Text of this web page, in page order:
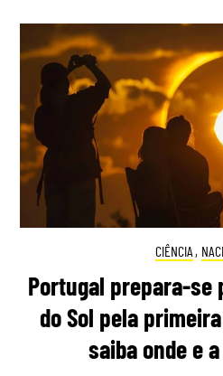
CIÊNCIA ,
Portugal prepara-se
do Sol pela
saiba onde e